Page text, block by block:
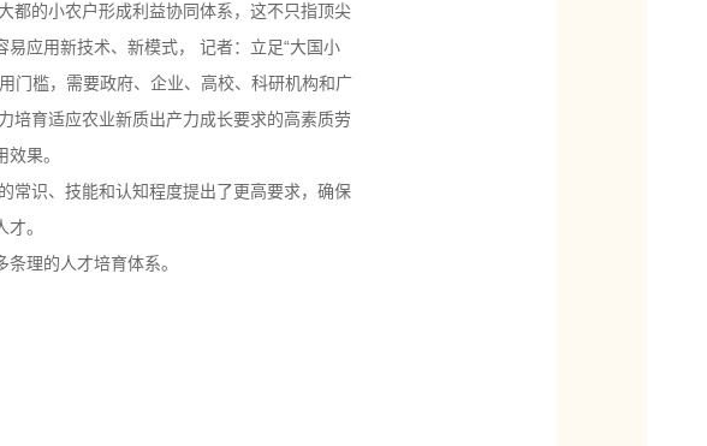
都的小农户形成利益协同体系，这不只指顶尖
应用新技术、新模式， 记者：立足“大国小
门槛，需要政府、企业、高校、科研机构和广
培育适应农业新质出产力成长要求的高素质劳
果。
常识、技能和认知程度提出了更高要求，确保
。
理的人才培育体系。